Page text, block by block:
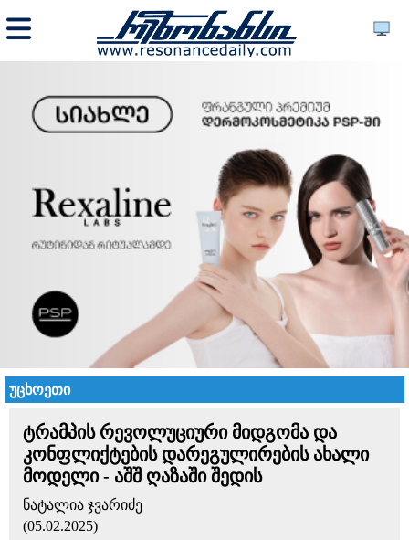
უცხოეთი
ტრამპის რევოლუციური მიდგომა და
კონფლიქტების დარეგულირების ახალი
მოდელი - აშშ ღაზაში შედის
ნატალია ჯვარიძე
(05.02.2025)